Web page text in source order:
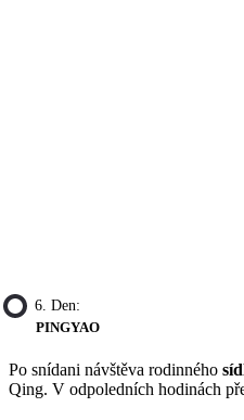
6. Den:
PINGYAO
Po snídani návštěva rodinného
Qing. V odpoledních hodinách